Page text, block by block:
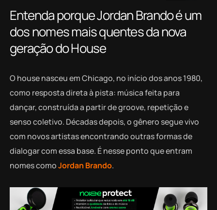
Entenda porque Jordan Brando é um
dos nomes mais quentes da nova
geração do House
O house nasceu em Chicago, no início dos anos 1980,
como resposta direta à pista: música feita para
dançar, construída a partir de groove, repetição e
senso coletivo. Décadas depois, o gênero segue vivo
com novos artistas encontrando outras formas de
dialogar com essa base. É nesse ponto que entram
nomes comoJordan Brando.